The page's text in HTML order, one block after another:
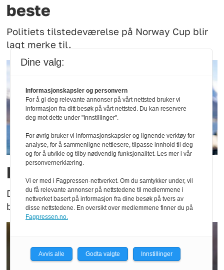
beste
Politiets tilstedeværelse på Norway Cup blir
lagt merke til.
Han er ny FOT-leder
Den nye FOT-lederen i Møre og Romsdal har
både lang erfaring og bred kompetanse.
Dine valg:
Informasjonskapsler og personvern
For å gi deg relevante annonser på vårt nettsted bruker vi
informasjon fra ditt besøk på vårt nettsted. Du kan reservere
deg mot dette under "Innstillinger".
For øvrig bruker vi informasjonskapsler og lignende verktøy for
analyse, for å sammenligne nettlesere, tilpasse innhold til deg
og for å utvikle og tilby nødvendig funksjonalitet. Les mer i vår
personvernerklæring.
Vi er med i Fagpressen-nettverket. Om du samtykker under, vil
du få relevante annonser på nettstedene til medlemmene i
nettverket basert på informasjon fra dine besøk på tvers av
disse nettstedene. En oversikt over medlemmene finner du på
Fagpressen.no.
Avvis alle Godta valgte Innstillinger